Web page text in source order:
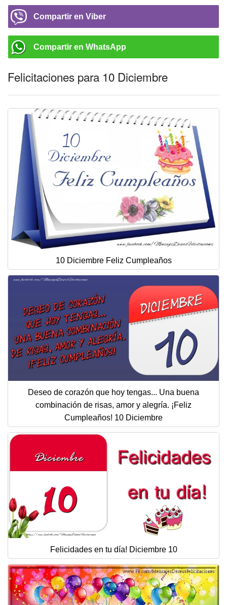
Compartir en Viber
Compartir en WhatsApp
Felicitaciones para 10 Diciembre
10 Diciembre Feliz Cumpleaños
Deseo de corazón que hoy tengas... Una buena
combinación de risas, amor y alegría. ¡Feliz
Cumpleaños! 10 Diciembre
Felicidades en tu día! Diciembre 10